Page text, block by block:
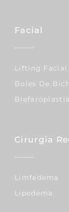
Facial
Lífting Facial
Boles De
Blefaroplastia
Cirurgia
Limfedema
Lipedema